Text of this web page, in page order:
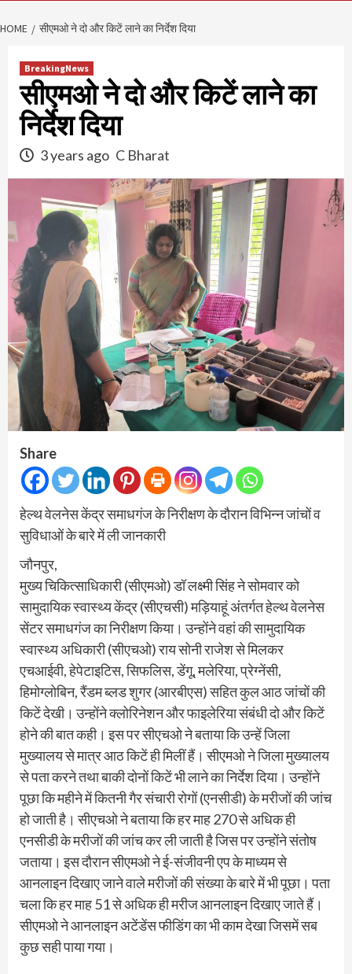
HOME सीएमओ ने दो और किटें लाने का निर्देश दिया
BreakingNews
सीएमओ ने दो और किटें लाने का
निर्देश दिया
3 years ago C Bharat
Share
हेल्थ वेलनेस केंद्र समाधगंज के निरीक्षण के दौरान विभिन्न जांचों व
सुविधाओं के बारे में ली जानकारी
जौनपुर,
मुख्य चिकित्साधिकारी (सीएमओ) डॉ लक्ष्मी सिंह ने सोमवार को
सामुदायिक स्वास्थ्य केंद्र (सीएचसी) मड़ियाहूं अंतर्गत हेल्थ वेलनेस
सेंटर समाधगंज का निरीक्षण किया। उन्होंने वहां की सामुदायिक
स्वास्थ्य अधिकारी (सीएचओ) राय सोनी राजेश से मिलकर
एचआईवी, हेपेटाइटिस, सिफलिस, डेंगू, मलेरिया, प्रेग्नेंसी,
हिमोग्लोबिन, रैंडम ब्लड शुगर (आरबीएस) सहित कुल आठ जांचों की
किटें देखी। उन्होंने क्लोरिनेशन और फाइलेरिया संबंधी दो और किटें
होने की बात कही। इस पर सीएचओ ने बताया कि उन्हें जिला
मुख्यालय से मात्र आठ किटें ही मिलीं हैं। सीएमओ ने जिला मुख्यालय
से पता करने तथा बाकी दोनों किटें भी लाने का निर्देश दिया। उन्होंने
पूछा कि महीने में कितनी गैर संचारी रोगों (एनसीडी) के मरीजों की जांच
हो जाती है। सीएचओ ने बताया कि हर माह 270 से अधिक ही
एनसीडी के मरीजों की जांच कर ली जाती है जिस पर उन्होंने संतोष
जताया। इस दौरान सीएमओ ने ई-संजीवनी एप के माध्यम से
आनलाइन दिखाए जाने वाले मरीजों की संख्या के बारे में भी पूछा। पता
चला कि हर माह 51 से अधिक ही मरीज आनलाइन दिखाए जाते हैं।
सीएमओ ने आनलाइन अटेंडेंस फीडिंग का भी काम देखा जिसमें सब
कुछ सही पाया गया।